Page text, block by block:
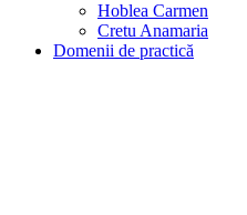
Hoblea Carmen
Cretu Anamaria
Domenii de practică